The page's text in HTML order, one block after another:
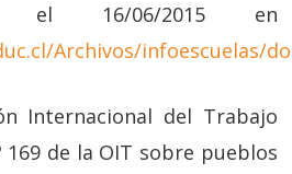
el 16/06/2015 en
Archivos/infoescuelas/
del Trabajo
169 de la OIT sobre pueblos